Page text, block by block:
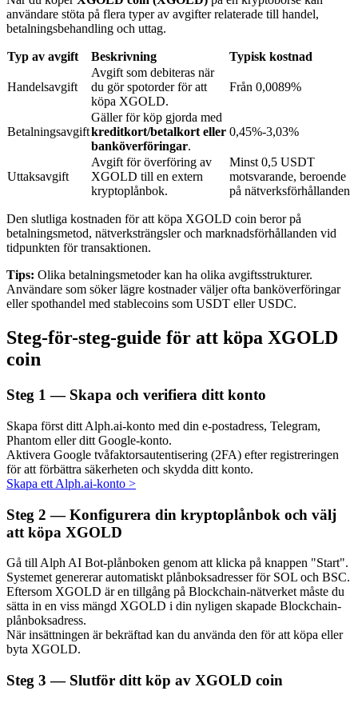
BTR-låsningar
Exklusiva investeringar för BTR-innehavare
Lån
Kryptostödd lånetjänst
Auto Invest
Ta långsiktig vinst och flexibla intressen
Lär dig Staking
Bitrue
AI
användare stöta på flera typer av avgifter relaterade till handel,
betalningsbehandling och uttag.
Typ av avgift Beskrivning Typisk kostnad
Handelsavgift
Avgift som debiteras när
du gör spotorder för att
köpa XGOLD.
Från 0,0089%
Betalningsavgift
Gäller för köp gjorda med
kreditkort/betalkort eller
banköverföringar.
0,45%-3,03%
Uttaksavgift
Avgift för överföring av
XGOLD till en extern
kryptoplånbok.
Minst 0,5 USDT
motsvarande, beroende
på nätverksförhållanden
Den slutliga kostnaden för att köpa XGOLD coin beror på
betalningsmetod, nätverksträngsler och marknadsförhållanden vid
tidpunkten för transaktionen.
Tips: Olika betalningsmetoder kan ha olika avgiftsstrukturer.
Användare som söker lägre kostnader väljer ofta banköverföringar
eller spothandel med stablecoins som USDT eller USDC.
Steg-för-steg-guide för att köpa XGOLD
coin
Steg 1 — Skapa och verifiera ditt konto
Skapa först ditt Alph.ai-konto med din e-postadress, Telegram,
Phantom eller ditt Google-konto.
Aktivera Google tvåfaktorsautentisering (2FA) efter registreringen
för att förbättra säkerheten och skydda ditt konto.
Skapa ett Alph.ai-konto >
Steg 2 — Konfigurera din kryptoplånbok och välj
att köpa XGOLD
Gå till Alph AI Bot-plånboken genom att klicka på knappen "Start".
Systemet genererar automatiskt plånboksadresser för SOL och BSC.
Eftersom XGOLD är en tillgång på Blockchain-nätverket måste du
sätta in en viss mängd XGOLD i din nyligen skapade Blockchain-
plånboksadress.
När insättningen är bekräftad kan du använda den för att köpa eller
byta XGOLD.
Steg 3 — Slutför ditt köp av XGOLD coin